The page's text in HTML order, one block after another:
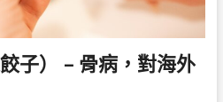
子） – 骨病，對海外